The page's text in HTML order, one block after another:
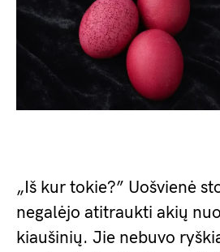
„Iš kur tokie?” Uošvienė
negalėjo atitraukti akių
kiaušinių. Jie nebuvo